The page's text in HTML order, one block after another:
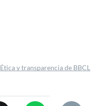
Ética y transparencia de BBCL